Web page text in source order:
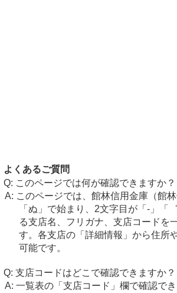
よくあるご質問
このページでは何が確認できますか？
このページでは、館林信用金庫（館
「ぬ」で始まり、2文字目が「-」「
る支店名、フリガナ、支店コードを
す。各支店の「詳細情報」から住所
可能です。
支店コードはどこで確認できますか？
一覧表の「支店コード」欄で確認で